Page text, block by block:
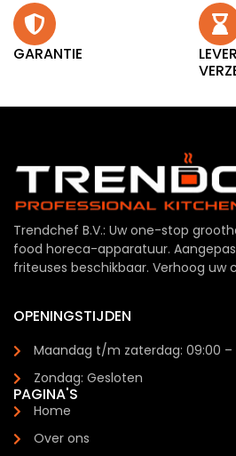
GARANTIE
Trendchef B.V.: Uw one-stop
food horeca-apparatuur.
friteuses beschikbaar. Verhoog uw
OPENINGSTIJDEN
Maandag t/m zaterdag: 09:00 –
Zondag: Gesloten
PAGINA'S
Home
Over ons